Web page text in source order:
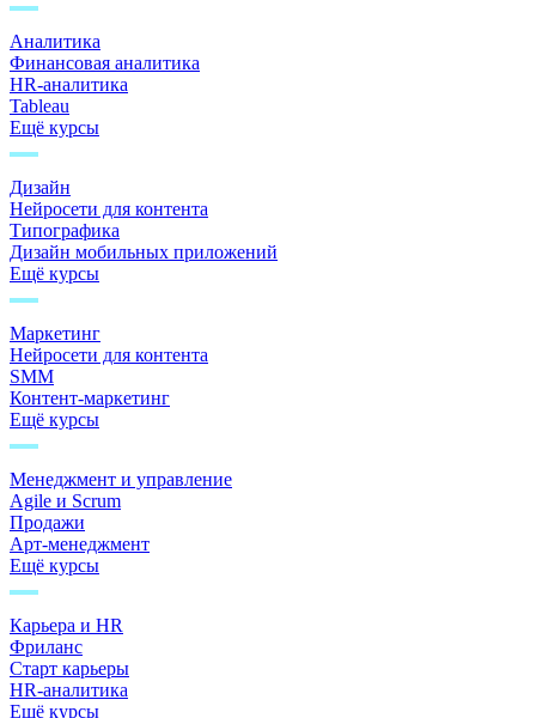
Аналитика
Финансовая аналитика
HR-аналитика
Tableau
Ещё курсы
Дизайн
Нейросети для контента
Типографика
Дизайн мобильных приложений
Ещё курсы
Маркетинг
Нейросети для контента
SMM
Контент-маркетинг
Ещё курсы
Менеджмент и управление
Agile и Scrum
Продажи
Арт-менеджмент
Ещё курсы
Карьера и HR
Фриланс
Старт карьеры
HR-аналитика
Ещё курсы